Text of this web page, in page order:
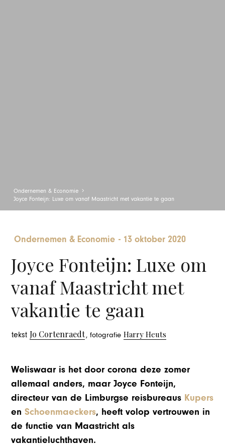
Ondernemen & Economie
Joyce Fonteijn: Luxe om vanaf Maastricht met vakantie te gaan
Ondernemen & Economie - 13 oktober 2020
Joyce Fonteijn: Luxe om
vanaf Maastricht met
vakantie te gaan
tekstJo Cortenraedt, fotografieHarry Heuts
Weliswaar is het door corona deze zomer
allemaal anders, maar Joyce Fonteijn,
directeur van de Limburgse reisbureaus Kupers
enSchoenmaeckers, heeft volop vertrouwen in
de functie van Maastricht als
vakantieluchthaven.